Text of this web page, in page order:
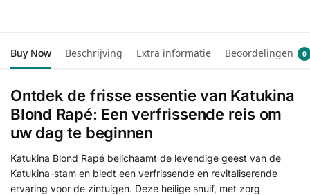
Buy Now Beschrijving Extra informatie Beoordelingen 0
Ontdek de frisse essentie van Katukina
Blond Rapé: Een verfrissende reis om
uw dag te beginnen
Katukina Blond Rapé belichaamt de levendige geest van de
Katukina-stam en biedt een verfrissende en revitaliserende
ervaring voor de zintuigen. Deze heilige snuif, met zorg